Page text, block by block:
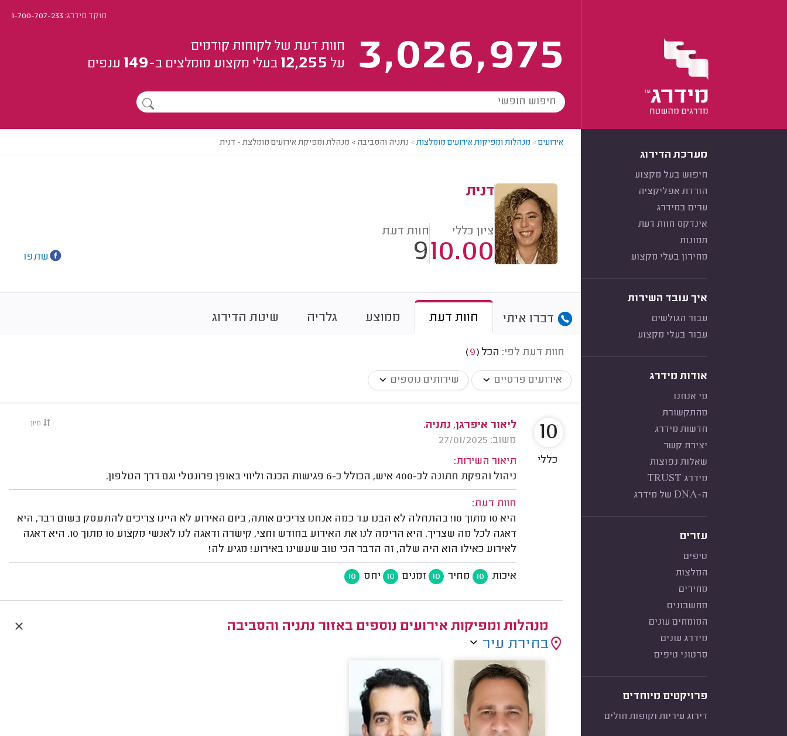
מוקד מידרג:1-700-707-233
3,026,975
חוות דעת של לקוחות קודמים
על 12,255 בעלי מקצוע מומלצים ב-149 ענפים
מערכת הדירוג
חיפוש בעל מקצוע
הורדת אפליקציה
ערים במידרג
אינדקס חוות דעת
תמונות
מחירון בעלי מקצוע
איך עובד השירות
עבור הגולשים
עבור בעלי מקצוע
אודות מידרג
מי אנחנו
מהתקשורת
חדשות מידרג
יצירת קשר
שאלות נפוצות
מידרג TRUST
ה-DNA של מידרג
עזרים
טיפים
המלצות
מחירים
מחשבונים
המומחים עונים
מידרג עונים
סרטוני טיפים
פרויקטים מיוחדים
דירוג עיריות וקופות חולים
אירועים> מנהלות ומפיקות אירועים מומלצות> נתניה והסביבה > מנהלת ומפיקת אירועים מומלצת - דנית
דנית
ציון כללי
10.00
חוות דעת
9 שתפו
דברו איתי חוות דעת ממוצע גלריה שיטת הדירוג
חוות דעת לפי: הכל (
9
)
אירועים פרטיים שירותים נוספים
מיון
ליאור איפרגן, נתניה.
משוב: 27/01/2025
תיאור השירות:
ניהול והפקת חתונה לכ-400 איש, הכולל כ-6 פגישות הכנה וליווי באופן פרונטלי וגם דרך הטלפון.
חוות דעת:
היא 10 מתוך 10! בהתחלה לא הבנו עד כמה אנחנו צריכים אותה, ביום האירוע לא היינו צריכים להתעסק בשום דבר, היא
דאגה לכל מה שצריך. היא הרימה לנו את האירוע בחודש וחצי, קישרה ודאגה לנו לאנשי מקצוע 10 מתוך 10. היא דאגה
לאירוע כאילו הוא היה שלה, זה הדבר הכי טוב שעשינו באירוע! מגיע לה!
איכות 10 מחיר 10 זמנים 10 יחס 10
10
כללי
מנהלות ומפיקות אירועים נוספים באזור נתניה והסביבה
בחירת עיר